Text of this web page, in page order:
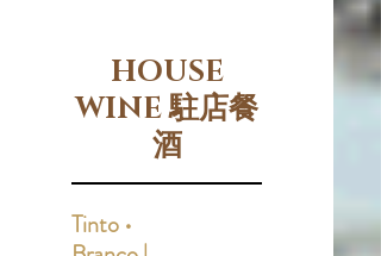
HOUSE
WINE 駐店餐
酒
Tinto •